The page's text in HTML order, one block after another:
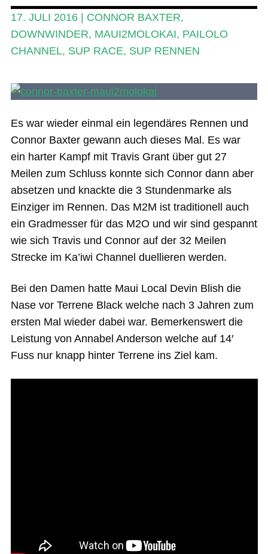
Ratgeber
Das Magazin
17. JULI 2016| CONNOR BAXTER,
DOWNWINDER, MAUI2MOLOKAI, PAILOLO
CHANNEL, SUP RACE, SUP RENNEN
Es war wieder einmal ein legendäres Rennen und
Connor Baxter gewann auch dieses Mal. Es war
ein harter Kampf mit Travis Grant über gut 27
Meilen zum Schluss konnte sich Connor dann aber
absetzen und knackte die 3 Stundenmarke als
Einziger im Rennen. Das M2M ist traditionell auch
ein Gradmesser für das M2O und wir sind gespannt
wie sich Travis und Connor auf der 32 Meilen
Strecke im Ka’iwi Channel duellieren werden.
Bei den Damen hatte Maui Local Devin Blish die
Nase vor Terrene Black welche nach 3 Jahren zum
ersten Mal wieder dabei war. Bemerkenswert die
Leistung von Annabel Anderson welche auf 14′
Fuss nur knapp hinter Terrene ins Ziel kam.